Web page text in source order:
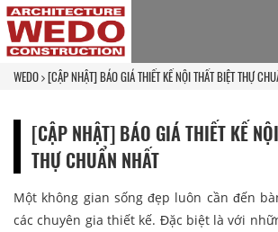
WEDO [CẬP NHẬT] BÁO GIÁ THIẾT KẾ NỘI THẤT BIỆT THỰ
[CẬP NHẬT] BÁO GIÁ THIẾT KẾ
THỰ CHUẨN NHẤT
Một không gian sống đẹp luôn cần đến
các chuyên gia thiết kế. Đặc biệt là với